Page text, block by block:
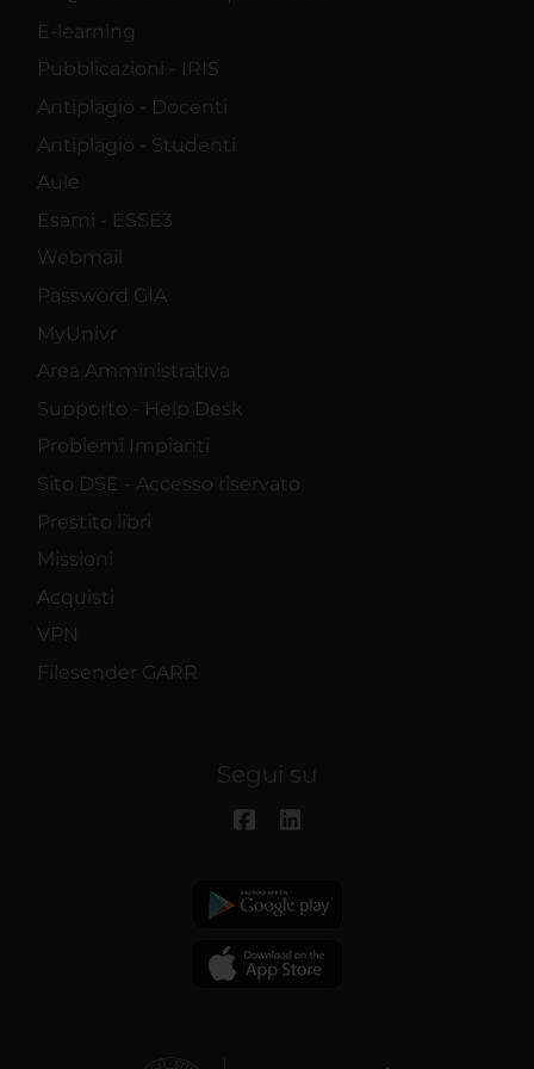
E-learning
Pubblicazioni - IRIS
Antiplagio - Docenti
Antiplagio - Studenti
Aule
Esami - ESSE3
Webmail
Password GIA
MyUnivr
Area Amministrativa
Supporto - Help Desk
Problemi Impianti
Sito DSE - Accesso riservato
Prestito libri
Missioni
Acquisti
VPN
Filesender GARR
Segui su